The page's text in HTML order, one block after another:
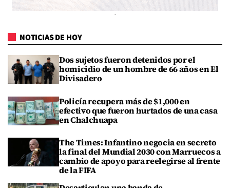
NOTICIAS DE HOY
Dos sujetos fueron detenidos por el
homicidio de un hombre de 66 años en El
Divisadero
Policía recupera más de $1,000 en
efectivo que fueron hurtados de una casa
en Chalchuapa
The Times: Infantino negocia en secreto
la final del Mundial 2030 con Marruecos a
cambio de apoyo para reelegirse al frente
de la FIFA